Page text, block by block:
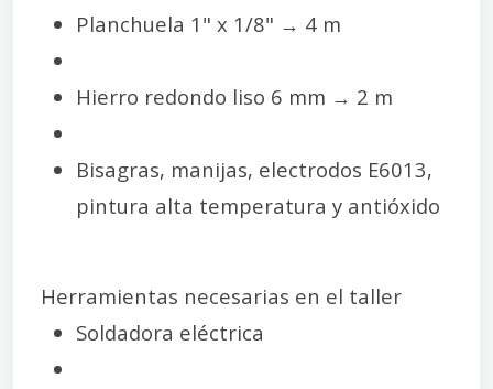
Planchuela 1" x 1/8" → 4 m
Hierro redondo liso 6 mm → 2 m
Bisagras, manijas, electrodos E6013,
pintura alta temperatura y antióxido
Herramientas necesarias en el taller
Soldadora eléctrica